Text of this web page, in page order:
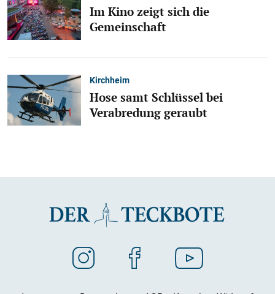
Im Kino zeigt sich die
Gemeinschaft
Kirchheim
Hose samt Schlüssel bei
Verabredung geraubt